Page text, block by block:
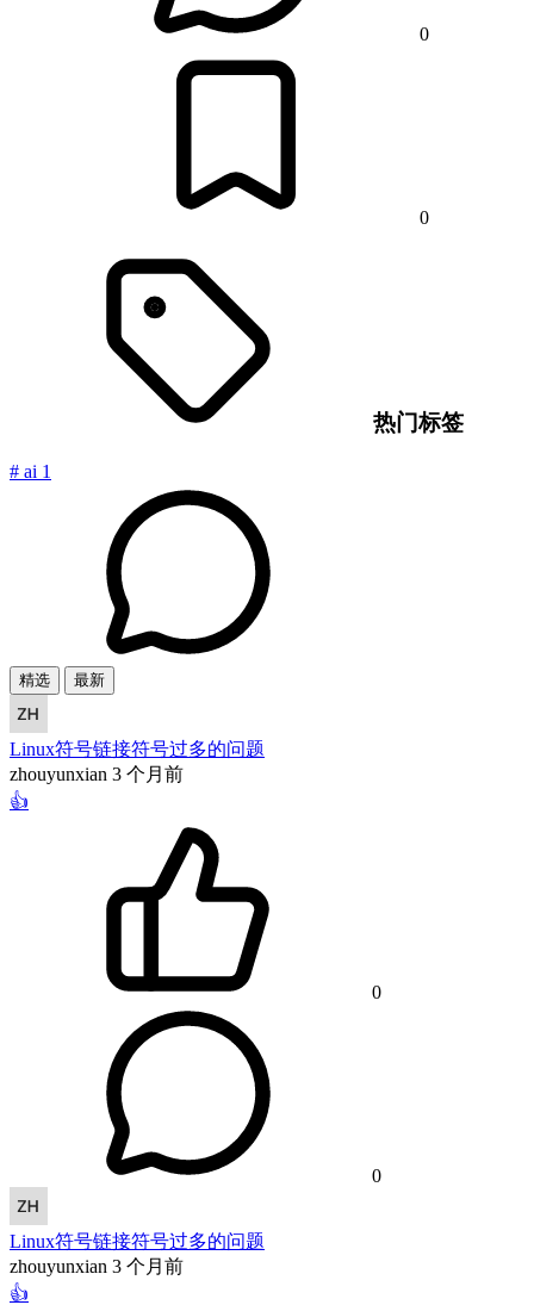
0
0
热门标签
# ai 1
精选 最新
Linux符号链接符号过多的问题
zhouyunxian 3 个月前
👍
0
0
Linux符号链接符号过多的问题
zhouyunxian 3 个月前
👍